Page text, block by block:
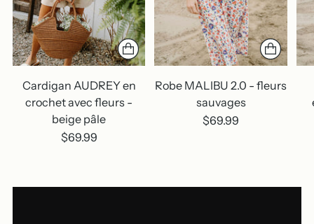
Cardigan AUDREY en
crochet avec fleurs -
beige pâle
$69.99
Robe MALIBU 2.0 - fleurs
sauvages
$69.99